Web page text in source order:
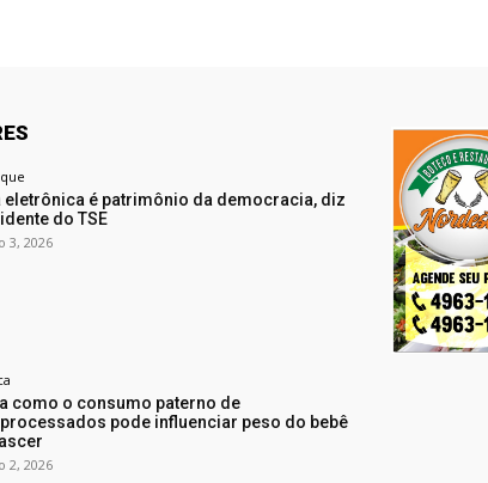
eletrônica é patrimônio da democracia, diz
do TSE
3, 2026
como o consumo paterno de
pode influenciar peso do bebê
2, 2026